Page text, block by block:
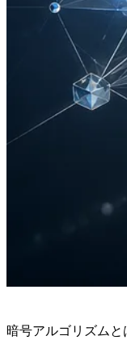
暗号アルゴリズム